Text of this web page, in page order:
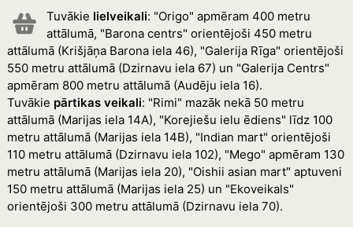
Tuvākie lielveikali: "Origo" apmēram 400 metru
attālumā, "Barona centrs" orientējoši 450 metru
attālumā (Krišjāņa Barona iela 46), "Galerija Rīga" orientējoši
550 metru attālumā (Dzirnavu iela 67) un "Galerija Centrs"
apmēram 800 metru attālumā (Audēju iela 16).
Tuvākie pārtikas veikali: "Rimi" mazāk nekā 50 metru
attālumā (Marijas iela 14A), "Korejiešu ielu ēdiens" līdz 100
metru attālumā (Marijas iela 14B), "Indian mart" orientējoši
110 metru attālumā (Dzirnavu iela 102), "Mego" apmēram 130
metru attālumā (Marijas iela 20), "Oishii asian mart" aptuveni
150 metru attālumā (Marijas iela 25) un "Ekoveikals"
orientējoši 300 metru attālumā (Dzirnavu iela 70).